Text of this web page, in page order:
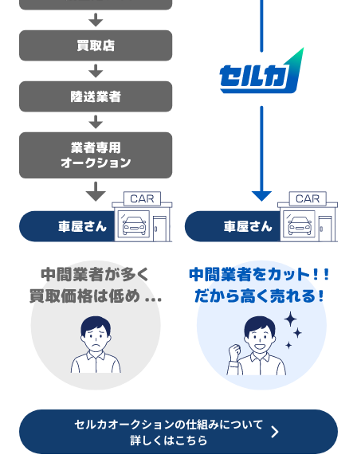
セルカオークションの仕組みについて
詳しくはこちら